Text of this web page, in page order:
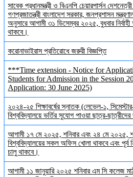
সাবেক প্রধানমন্ত্রী ও বিএনপি চেয়ারপার্সন
গণপ্রজাতন্ত্রী বাংলাদেশ সরকার, জনপ্রশাসন
অনুসারে আগামী ৩১ ডিসেম্বর ২০২৫, বুধবার
থাকবে।
করোনাভাইরাস প্রতিরোধে জরুরী বিজ্ঞপ্তি
***Time extension - Notice for
Students for Admission in the Session
Application: 30 June 2025)
২০২৪-২৫ শিক্ষাবর্ষের স্নাতক (লেভেল-১,
বিশ্ববিদ্যালয়ে ভর্তির সুযোগ পাওয়া ছাত্র-
আগামী ১৭ মে ২০২৫, শনিবার এবং ২৪ মে ২০২৫,
বিশ্ববিদ্যালয়ের সকল অফিস খোলা থাকবে এবং পূর্ব
চালু থাকবে।
আগামী ১১ জানুয়ারি ২০২৫ শনিবার এম সি কলেজ